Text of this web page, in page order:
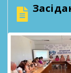
перемоги.